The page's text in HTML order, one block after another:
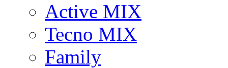
Active MIX
Tecno MIX
Family